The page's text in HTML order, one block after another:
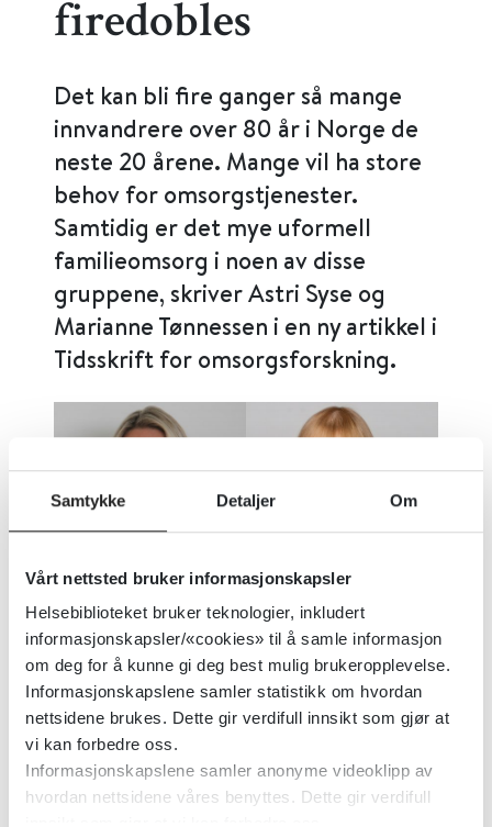
Samtykke Detaljer Om
Vårt nettsted bruker informasjonskapsler
Helsebiblioteket bruker teknologier, inkludert
informasjonskapsler/«cookies» til å samle informasjon
om deg for å kunne gi deg best mulig brukeropplevelse.
Informasjonskapslene samler statistikk om hvordan
nettsidene brukes. Dette gir verdifull innsikt som gjør at
vi kan forbedre oss.
Informasjonskapslene samler anonyme videoklipp av
hvordan nettsidene våres benyttes. Dette gir verdifull
firedobles
Det kan bli fire ganger så mange
innvandrere over 80 år i Norge de
neste 20 årene. Mange vil ha store
behov for omsorgstjenester.
Samtidig er det mye uformell
familieomsorg i noen av disse
gruppene, skriver Astri Syse og
Marianne Tønnessen i en ny artikkel i
Tidsskrift for omsorgsforskning.
Astrid Syse og Marianne Tønnesen. Foto: Studio Vest
Publisert 29. november 2022